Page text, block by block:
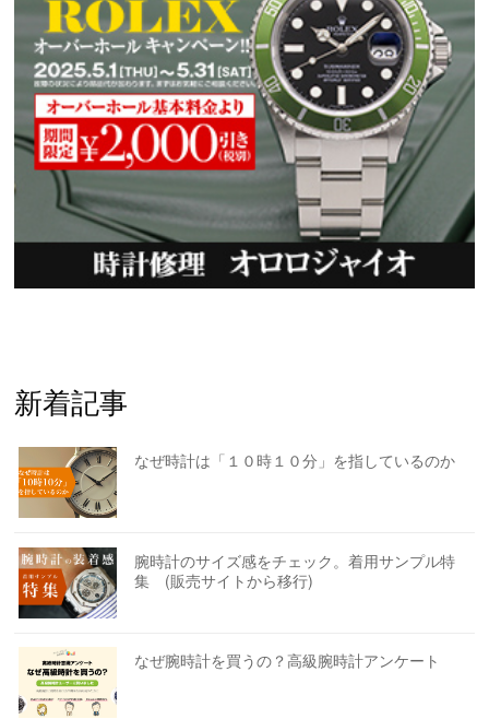
新着記事
なぜ時計は「１０時１０分」を指しているのか
腕時計のサイズ感をチェック。着用サンプル特
集 (販売サイトから移行)
なぜ腕時計を買うの？高級腕時計アンケート